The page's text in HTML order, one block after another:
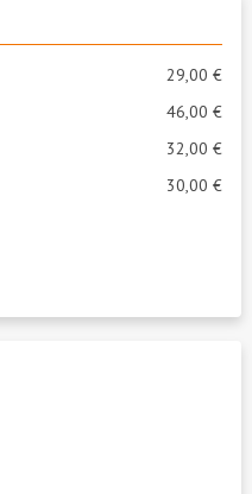
29,00 €
46,00 €
32,00 €
30,00 €